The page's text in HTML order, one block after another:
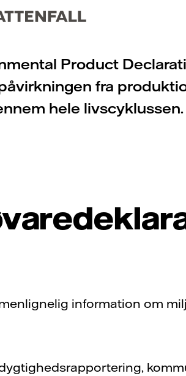
Product
fra
hele livscyklussen.
information om